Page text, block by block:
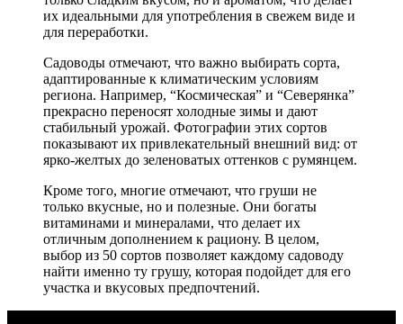
их идеальными для употребления в свежем виде и
для переработки.
Садоводы отмечают, что важно выбирать сорта,
адаптированные к климатическим условиям
региона. Например, “Космическая” и “Северянка”
прекрасно переносят холодные зимы и дают
стабильный урожай. Фотографии этих сортов
показывают их привлекательный внешний вид: от
ярко-желтых до зеленоватых оттенков с румянцем.
Кроме того, многие отмечают, что груши не
только вкусные, но и полезные. Они богаты
витаминами и минералами, что делает их
отличным дополнением к рациону. В целом,
выбор из 50 сортов позволяет каждому садоводу
найти именно ту грушу, которая подойдет для его
участка и вкусовых предпочтений.